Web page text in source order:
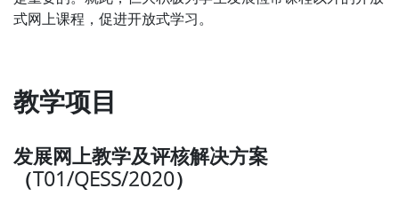
式网上课程，促进开放式学习。
教学项目
发展网上教学及评核解决方案
（T01/QESS/2020）